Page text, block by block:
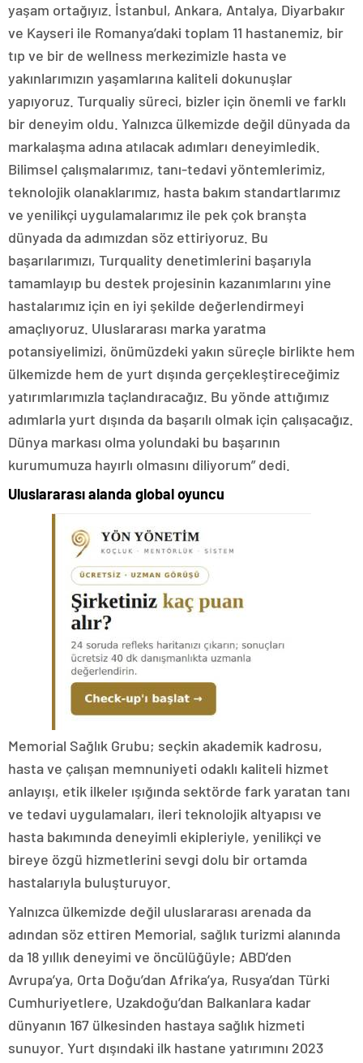
yaşam ortağıyız. İstanbul, Ankara, Antalya, Diyarbakır
ve Kayseri ile Romanya’daki toplam 11 hastanemiz, bir
tıp ve bir de wellness merkezimizle hasta ve
yakınlarımızın yaşamlarına kaliteli dokunuşlar
yapıyoruz. Turqualiy süreci, bizler için önemli ve farklı
bir deneyim oldu. Yalnızca ülkemizde değil dünyada da
markalaşma adına atılacak adımları deneyimledik.
Bilimsel çalışmalarımız, tanı-tedavi yöntemlerimiz,
teknolojik olanaklarımız, hasta bakım standartlarımız
ve yenilikçi uygulamalarımız ile pek çok branşta
dünyada da adımızdan söz ettiriyoruz. Bu
başarılarımızı, Turquality denetimlerini başarıyla
tamamlayıp bu destek projesinin kazanımlarını yine
hastalarımız için en iyi şekilde değerlendirmeyi
amaçlıyoruz. Uluslararası marka yaratma
potansiyelimizi, önümüzdeki yakın süreçle birlikte hem
ülkemizde hem de yurt dışında gerçekleştireceğimiz
yatırımlarımızla taçlandıracağız. Bu yönde attığımız
adımlarla yurt dışında da başarılı olmak için çalışacağız.
Dünya markası olma yolundaki bu başarının
kurumumuza hayırlı olmasını diliyorum” dedi.
Uluslararası alanda global oyuncu
Memorial Sağlık Grubu; seçkin akademik kadrosu,
hasta ve çalışan memnuniyeti odaklı kaliteli hizmet
anlayışı, etik ilkeler ışığında sektörde fark yaratan tanı
ve tedavi uygulamaları, ileri teknolojik altyapısı ve
hasta bakımında deneyimli ekipleriyle, yenilikçi ve
bireye özgü hizmetlerini sevgi dolu bir ortamda
hastalarıyla buluşturuyor.
Yalnızca ülkemizde değil uluslararası arenada da
adından söz ettiren Memorial, sağlık turizmi alanında
da 18 yıllık deneyimi ve öncülüğüyle; ABD’den
Avrupa’ya, Orta Doğu’dan Afrika’ya, Rusya’dan Türki
Cumhuriyetlere, Uzakdoğu’dan Balkanlara kadar
dünyanın 167 ülkesinden hastaya sağlık hizmeti
sunuyor. Yurt dışındaki ilk hastane yatırımını 2023